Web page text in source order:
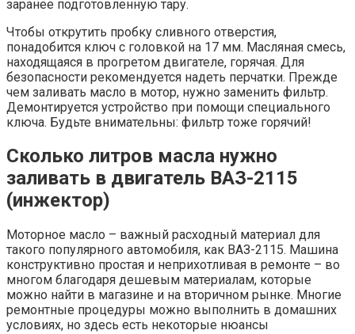
заранее подготовленную тару.
Чтобы открутить пробку сливного отверстия,
понадобится ключ с головкой на 17 мм. Масляная смесь,
находящаяся в прогретом двигателе, горячая. Для
безопасности рекомендуется надеть перчатки. Прежде
чем заливать масло в мотор, нужно заменить фильтр.
Демонтируется устройство при помощи специального
ключа. Будьте внимательны: фильтр тоже горячий!
Сколько литров масла нужно
заливать в двигатель ВАЗ-2115
(инжектор)
Моторное масло – важный расходный материал для
такого популярного автомобиля, как ВАЗ-2115. Машина
конструктивно простая и неприхотливая в ремонте – во
многом благодаря дешевым материалам, которые
можно найти в магазине и на вторичном рынке. Многие
ремонтные процедуры можно выполнить в домашних
условиях, но здесь есть некоторые нюансы